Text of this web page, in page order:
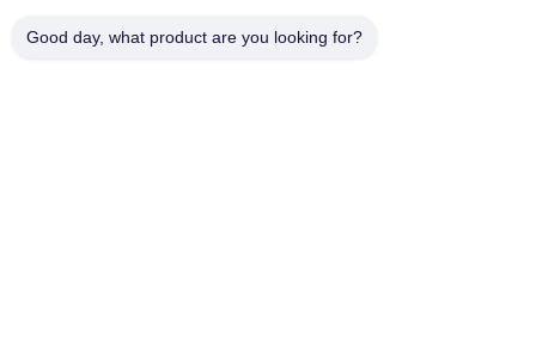
Good day, what product are you looking for?